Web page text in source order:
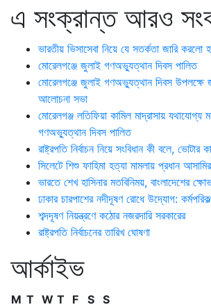
এ সংক্রান্ত আরও
ভারতীয় ভিসাসেবা নিয়ে যে সতর্কতা জারি করলো
মোরেলগঞ্জে জুলাই গণঅভ্যুত্থান দিবস পালিত
মোরেলগঞ্জে জুলাই গণঅভ্যুত্থান দিবস উপলক্ষে
আলোচনা সভা
মোরেলগঞ্জ লতিফিয়া কামিল মাদ্রাসায় যথাযোগ্য
গণঅভ্যুত্থান দিবস পালিত
রাষ্ট্রপতি নির্বাচন নিয়ে সংবিধান কী বলে, ভোটার
সিলেটে শিশু ফাহিমা হত্যা মামলায় প্রধান
ভারতে শেখ হাসিনার মতবিনিময়, বাংলাদেশের
ঢাকার চারপাশের নদীদূষণ রোধে উদ্যোগ:
শব্দদূষণ নিয়ন্ত্রণে কঠোর নজরদারি সরকারের
রাষ্ট্রপতি নির্বাচনের তারিখ ঘোষণা
আর্কাইভ
M T W T F S S